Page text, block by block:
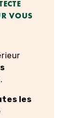
VOUS
.
les